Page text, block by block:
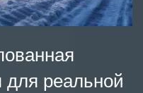
для реальной